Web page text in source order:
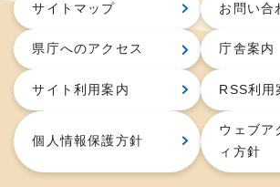
サイトマップ お問い合
県庁へのアクセス 庁舎案内
サイト利用案内 RSS利用
個人情報保護方針
ウェブア
ィ方針